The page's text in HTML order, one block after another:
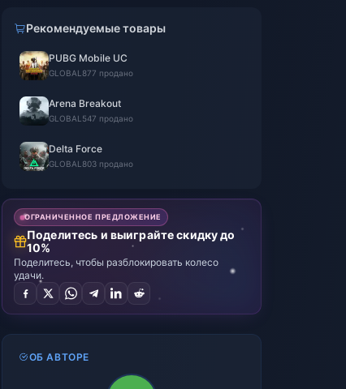
Рекомендуемые товары
PUBG Mobile UC
GLOBAL 877 продано
Arena Breakout
GLOBAL 547 продано
Delta Force
GLOBAL 803 продано
ОГРАНИЧЕННОЕ ПРЕДЛОЖЕНИЕ
Поделитесь и выиграйте скидку до
10%
Поделитесь, чтобы разблокировать колесо
удачи.
ОБ АВТОРЕ